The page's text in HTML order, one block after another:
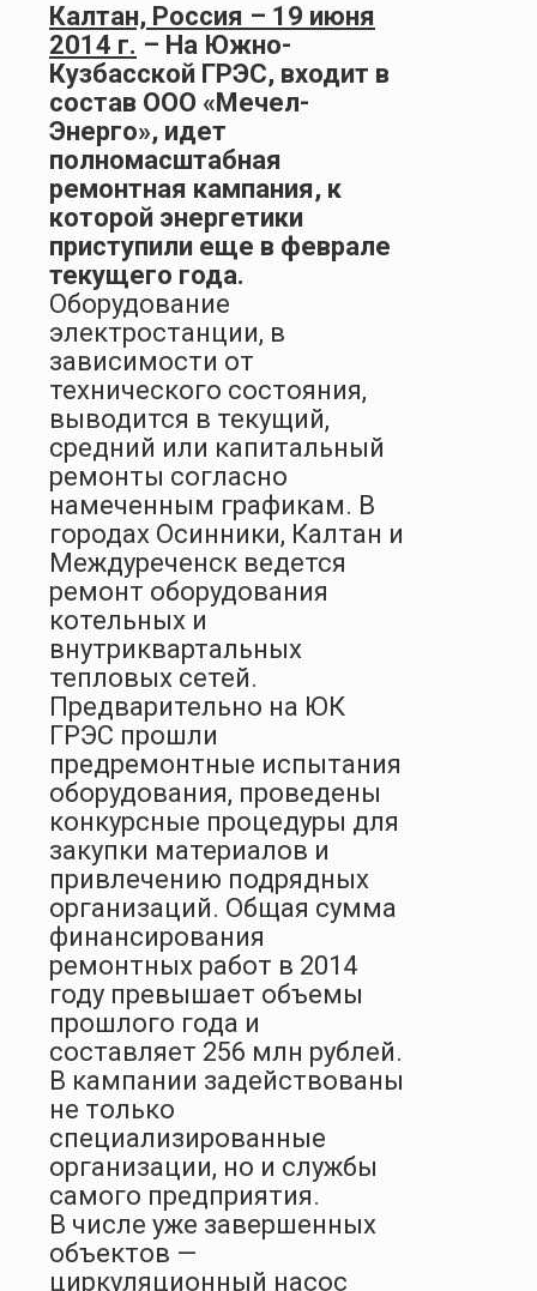
Калтан, Россия – 19 июня
2014 г. – На Южно-
Кузбасской ГРЭС, входит в
состав ООО «Мечел-
Энерго», идет
полномасштабная
ремонтная кампания, к
которой энергетики
приступили еще в феврале
текущего года.
Оборудование
электростанции, в
зависимости от
технического состояния,
выводится в текущий,
средний или капитальный
ремонты согласно
намеченным графикам. В
городах Осинники, Калтан и
Междуреченск ведется
ремонт оборудования
котельных и
внутриквартальных
тепловых сетей.
Предварительно на ЮК
ГРЭС прошли
предремонтные испытания
оборудования, проведены
конкурсные процедуры для
закупки материалов и
привлечению подрядных
организаций. Общая сумма
финансирования
ремонтных работ в 2014
году превышает объемы
прошлого года и
составляет 256 млн рублей.
В кампании задействованы
не только
специализированные
организации, но и службы
самого предприятия.
В числе уже завершенных
объектов —
циркуляционный насос